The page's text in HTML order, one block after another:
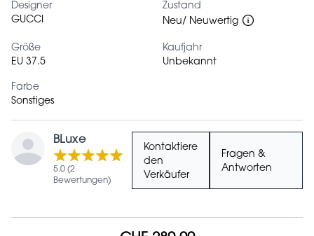
Designer
GUCCI
Zustand
Neu/ Neuwertig
Größe
EU 37.5
Kaufjahr
Unbekannt
Farbe
Sonstiges
BLuxe
5.0 (2
Bewertungen)
Kontaktiere
den
Verkäufer
Fragen &
Antworten